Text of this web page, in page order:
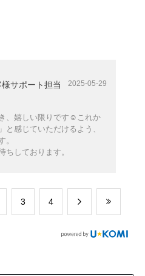
サポート担当 2025-05-29
、嬉しい限りです☺️これか
と感じていただけるよう、
。
ちしております。
​3 ​4